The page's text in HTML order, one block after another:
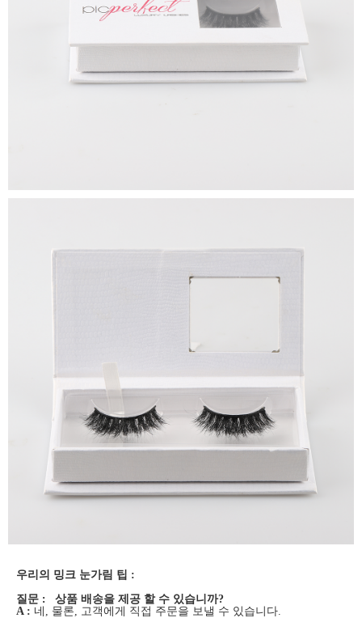
우리의 밍크 눈가림 팁 :
질문 :
상품 배송을 제공 할 수 있습니까?
A : 네, 물론, 고객에게 직접 주문을 보낼 수 있습니다.